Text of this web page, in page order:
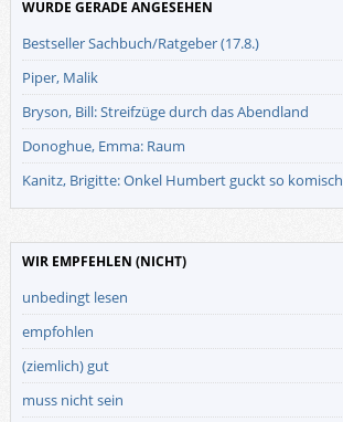
WURDE GERADE ANGESEHEN
Bestseller Sachbuch/Ratgeber (17.8.)
Piper, Malik
Bryson, Bill: Streifzüge durch das Abendland
Donoghue, Emma: Raum
Kanitz, Brigitte: Onkel Humbert guckt so komisch
WIR EMPFEHLEN (NICHT)
unbedingt lesen
empfohlen
(ziemlich) gut
muss nicht sein